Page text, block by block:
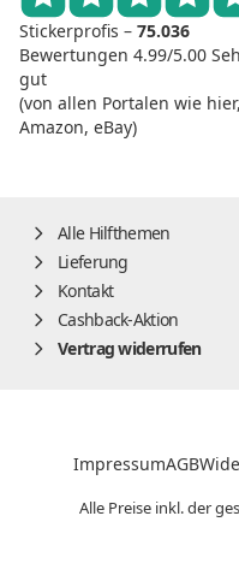
Stickerprofis – 75.036
Bewertungen 4.99/5.00
gut
(von allen Portalen wie hier,
Amazon, eBay)
Alle Hilfthemen
Lieferung
Kontakt
Cashback-Aktion
Vertrag widerrufen
ImpressumAGB
Alle Preise inkl. der